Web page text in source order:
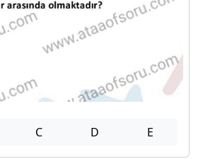
C D E